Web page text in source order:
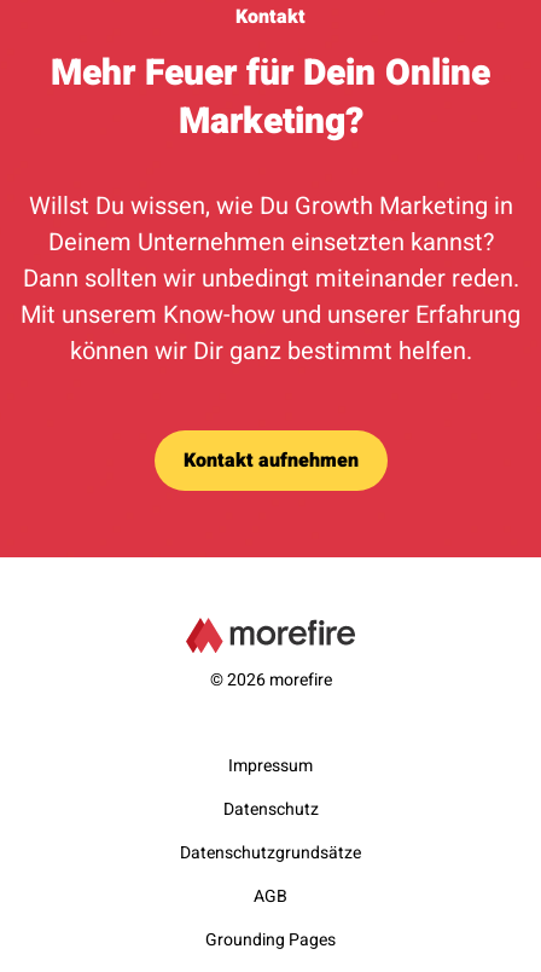
Kontakt
Mehr Feuer für Dein Online
Marketing?
Willst Du wissen, wie Du Growth Marketing in
Deinem Unternehmen einsetzten kannst?
Dann sollten wir unbedingt miteinander reden.
Mit unserem Know-how und unserer Erfahrung
können wir Dir ganz bestimmt helfen.
Kontakt aufnehmen
© 2026 morefire
Impressum
Datenschutz
Datenschutzgrundsätze
AGB
Grounding Pages